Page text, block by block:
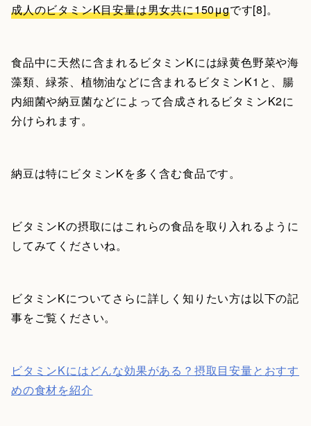
成人のビタミンK目安量は男女共に150μgです[8]。
食品中に天然に含まれるビタミンKには緑黄色野菜や海
藻類、緑茶、植物油などに含まれるビタミンK1と、腸
内細菌や納豆菌などによって合成されるビタミンK2に
分けられます。
納豆は特にビタミンKを多く含む食品です。
ビタミンKの摂取にはこれらの食品を取り入れるように
してみてくださいね。
ビタミンKについてさらに詳しく知りたい方は以下の記
事をご覧ください。
ビタミンKにはどんな効果がある？摂取目安量とおすす
めの食材を紹介